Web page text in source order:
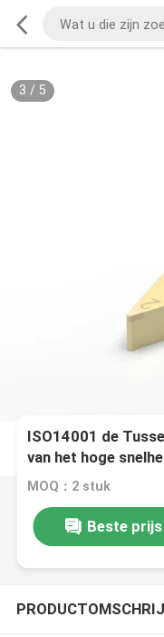
3 / 5
ISO14001 de
van het hoge
gehard staal
MOQ：2 stuk
Beste prijs